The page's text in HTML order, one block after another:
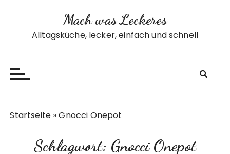
Mach was Leckeres
Alltagsküche, lecker, einfach und schnell
Startseite »Gnocci Onepot
Schlagwort: Gnocci Onepot